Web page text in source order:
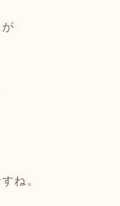
ね。